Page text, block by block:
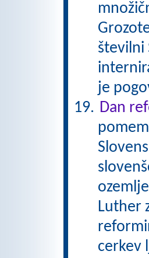
številni
je
Dan
Luther
cerkev